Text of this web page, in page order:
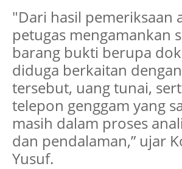
"Dari hasil pemeriksaan
petugas mengamankan
barang bukti berupa
diduga berkaitan
tersebut, uang tunai,
telepon genggam yang
masih dalam proses
dan pendalaman,” ujar
Yusuf.